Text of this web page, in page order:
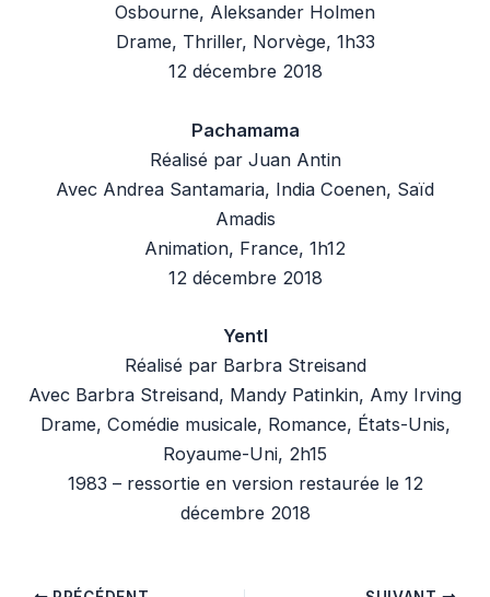
Osbourne, Aleksander Holmen
Drame, Thriller, Norvège, 1h33
12 décembre 2018
Pachamama
Réalisé par Juan Antin
Avec Andrea Santamaria, India Coenen, Saïd
Amadis
Animation, France, 1h12
12 décembre 2018
Yentl
Réalisé par Barbra Streisand
Avec Barbra Streisand, Mandy Patinkin, Amy Irving
Drame, Comédie musicale, Romance, États-Unis,
Royaume-Uni, 2h15
1983 – ressortie en version restaurée le 12
décembre 2018